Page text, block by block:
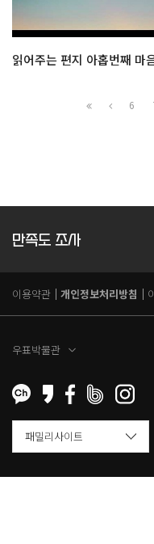
읽어주는 편지 아홉번째 마
6
만족도 조사
이용약관 개인정보처리방침
우표박물관